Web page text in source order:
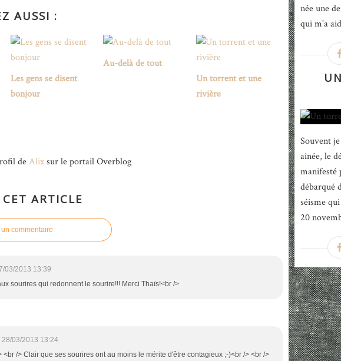
AUSSI :
Les gens se disent
bonjour
Au-delà de tout
Un torrent et une
rivière
deAlixsur le portail Overblog
ARTICLE
commentaire
03/2013 13:39
sourires qui redonnent le sourire!!! Merci Thaïs!<br />
28/03/2013 13:24
<br /> Clair que ses sourires ont au moins le mérite d'être contagieux ;-)<br /> <br />
née une
qui m'a
Souvent
aînée, le
manifesté
débarqué
séisme
20